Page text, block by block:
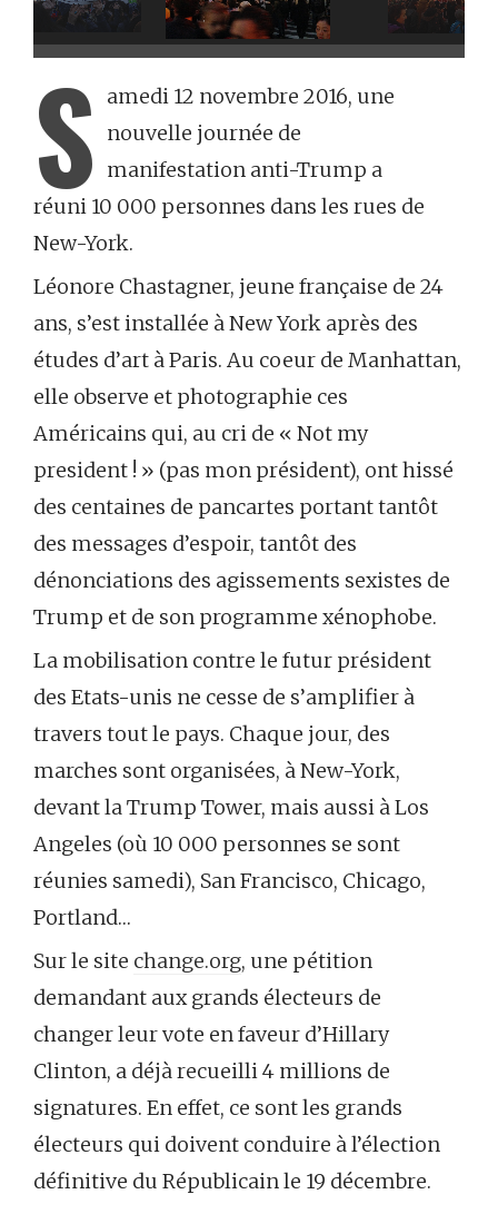
S
amedi 12 novembre 2016, une
nouvelle journée de
manifestation anti-Trump a
réuni 10 000 personnes dans les rues de
New-York.
Léonore Chastagner, jeune française de 24
ans, s’est installée à New York après des
études d’art à Paris. Au coeur de Manhattan,
elle observe et photographie ces
Américains qui, au cri de « Not my
president ! » (pas mon président), ont hissé
des centaines de pancartes portant tantôt
des messages d’espoir, tantôt des
dénonciations des agissements sexistes de
Trump et de son programme xénophobe.
La mobilisation contre le futur président
des Etats-unis ne cesse de s’amplifier à
travers tout le pays. Chaque jour, des
marches sont organisées, à New-York,
devant la Trump Tower, mais aussi à Los
Angeles (où 10 000 personnes se sont
réunies samedi), San Francisco, Chicago,
Portland…
Sur le site change.org, une pétition
demandant aux grands électeurs de
changer leur vote en faveur d’Hillary
Clinton, a déjà recueilli 4 millions de
signatures. En effet, ce sont les grands
électeurs qui doivent conduire à l’élection
définitive du Républicain le 19 décembre.